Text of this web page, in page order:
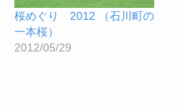
桜めぐり 2012 （石川町の
一本桜）
2012/05/29